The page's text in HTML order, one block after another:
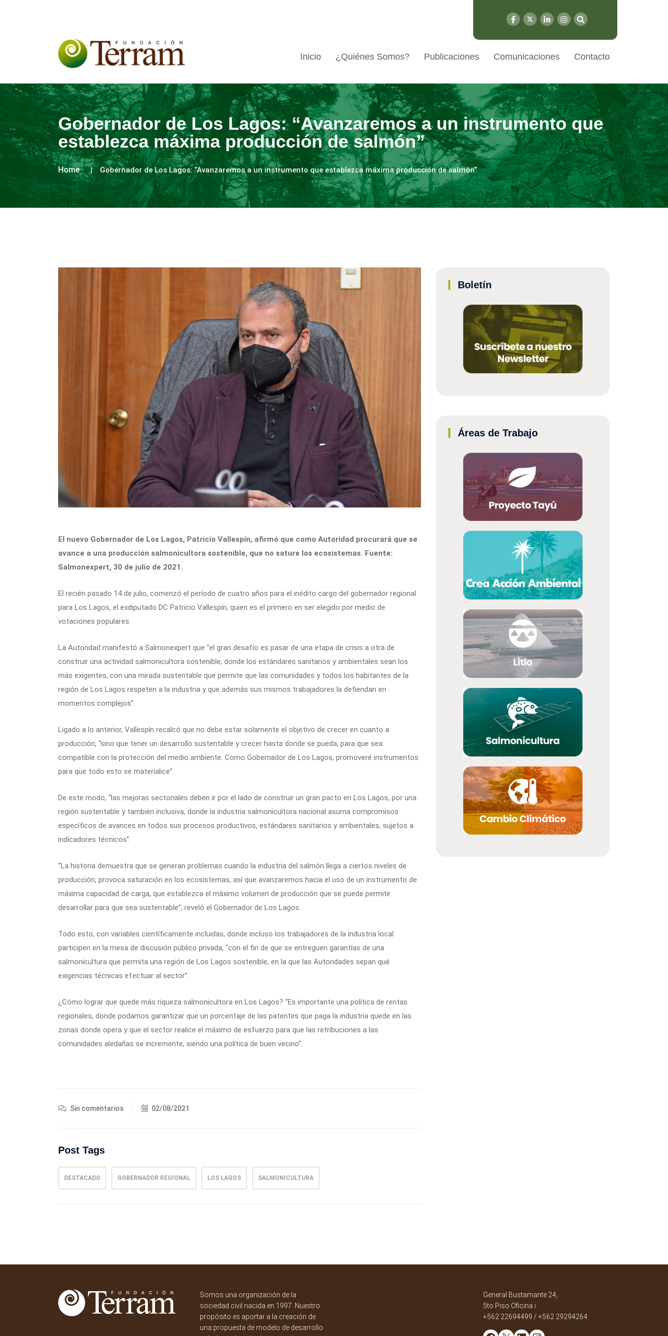
Inicio ¿Quiénes Somos? Publicaciones Comunicaciones Contacto
Gobernador de Los Lagos: “Avanzaremos a un instrumento que
establezca máxima producción de salmón”
Home Gobernador de Los Lagos: “Avanzaremos a un instrumento que establezca máxima producción de salmón”
El nuevo Gobernador de Los Lagos, Patricio Vallespín, afirmó que como Autoridad procurará que se
avance a una producción salmonicultora sostenible, que no sature los ecosistemas. Fuente:
Salmonexpert, 30 de julio de 2021.
El recién pasado 14 de julio, comenzó el período de cuatro años para el inédito cargo del gobernador regional
para Los Lagos, el exdiputado DC Patricio Vallespín, quien es el primero en ser elegido por medio de
votaciones populares.
La Autoridad manifestó a Salmonexpert que “el gran desafío es pasar de una etapa de crisis a otra de
construir una actividad salmonicultora sostenible, donde los estándares sanitarios y ambientales sean los
más exigentes, con una mirada sustentable que permite que las comunidades y todos los habitantes de la
región de Los Lagos respeten a la industria y que además sus mismos trabajadores la defiendan en
momentos complejos”.
Ligado a lo anterior, Vallespín recalcó que no debe estar solamente el objetivo de crecer en cuanto a
producción, “sino que tener un desarrollo sustentable y crecer hasta donde se pueda, para que sea
compatible con la protección del medio ambiente. Como Gobernador de Los Lagos, promoveré instrumentos
para que todo esto se materialice”.
De este modo, “las mejoras sectoriales deben ir por el lado de construir un gran pacto en Los Lagos, por una
región sustentable y también inclusiva, donde la industria salmonicultora nacional asuma compromisos
específicos de avances en todos sus procesos productivos, estándares sanitarios y ambientales, sujetos a
indicadores técnicos”.
“La historia demuestra que se generan problemas cuando la industria del salmón llega a ciertos niveles de
producción, provoca saturación en los ecosistemas, así que avanzaremos hacia el uso de un instrumento de
máxima capacidad de carga, que establezca el máximo volumen de producción que se puede permitir
desarrollar para que sea sustentable”, reveló el Gobernador de Los Lagos.
Todo esto, con variables científicamente incluidas, donde incluso los trabajadores de la industria local
participen en la mesa de discusión público privada, “con el fin de que se entreguen garantías de una
salmonicultura que permita una región de Los Lagos sostenible, en la que las Autoridades sepan qué
exigencias técnicas efectuar al sector”.
¿Cómo lograr que quede más riqueza salmonicultora en Los Lagos? “Es importante una política de rentas
regionales, donde podamos garantizar que un porcentaje de las patentes que paga la industria quede en las
zonas donde opera y que el sector realice el máximo de esfuerzo para que las retribuciones a las
comunidades aledañas se incremente, siendo una política de buen vecino”.
Sin comentarios 02/08/2021
Post Tags
DESTACADO GOBERNADOR REGIONAL LOS LAGOS SALMONICULTURA
Boletín
Áreas de Trabajo
Somos una organización de la
sociedad civil nacida en 1997. Nuestro
propósito es aportar a la creación de
una propuesta de modelo de desarrollo
General Bustamante 24,
5to Piso Oficina i.
+562 22694499 / +562 29294264